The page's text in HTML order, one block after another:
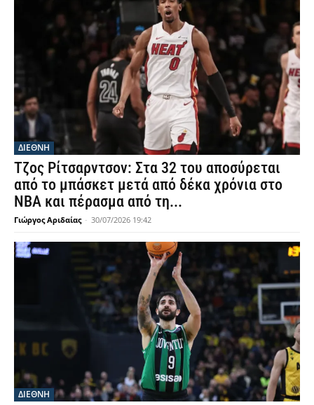
ΔΙΕΘΝΗ
Τζος Ρίτσαρντσον: Στα 32 του αποσύρεται
από το μπάσκετ μετά από δέκα χρόνια στο
NBA και πέρασμα από τη...
Γιώργος Αριδαίας - 30/07/2026 19:42
ΔΙΕΘΝΗ